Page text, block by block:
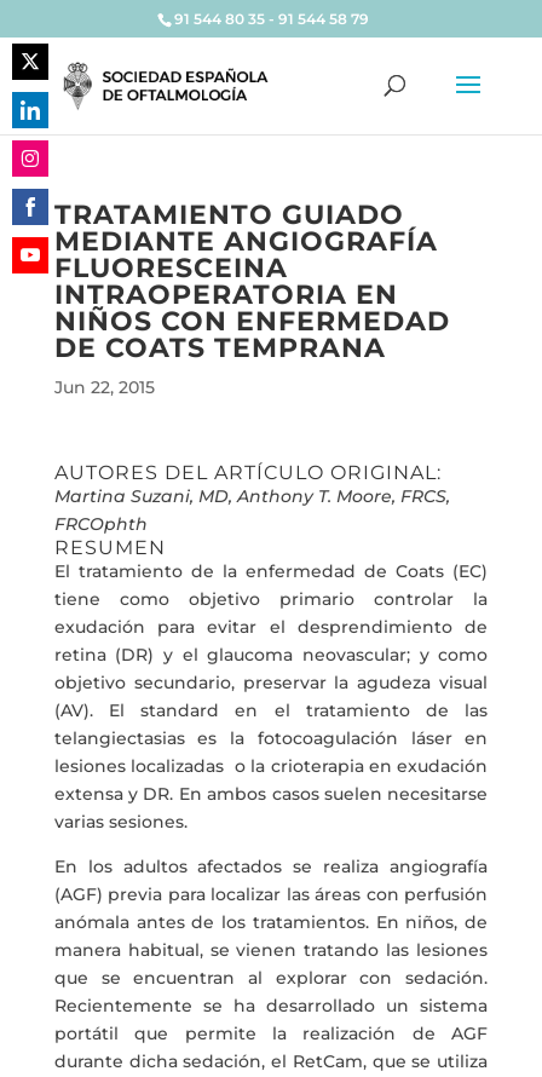
91 544 80 35 - 91 544 58 79
TRATAMIENTO GUIADO
MEDIANTE ANGIOGRAFÍA
FLUORESCEINA
INTRAOPERATORIA EN
NIÑOS CON ENFERMEDAD
DE COATS TEMPRANA
Jun 22, 2015
AUTORES DEL ARTÍCULO ORIGINAL:
Martina Suzani, MD, Anthony T. Moore, FRCS,
FRCOphth
RESUMEN
El tratamiento de la enfermedad de Coats (EC)
tiene como objetivo primario controlar la
exudación para evitar el desprendimiento de
retina (DR) y el glaucoma neovascular; y como
objetivo secundario, preservar la agudeza visual
(AV). El standard en el tratamiento de las
telangiectasias es la fotocoagulación láser en
lesiones localizadas o la crioterapia en exudación
extensa y DR. En ambos casos suelen necesitarse
varias sesiones.
En los adultos afectados se realiza angiografía
(AGF) previa para localizar las áreas con perfusión
anómala antes de los tratamientos. En niños, de
manera habitual, se vienen tratando las lesiones
que se encuentran al explorar con sedación.
Recientemente se ha desarrollado un sistema
portátil que permite la realización de AGF
durante dicha sedación, el RetCam, que se utiliza
Share
on
Twitter
Share
on
LinkedIn
Share
on
Instagram
Share
on
Facebook
Share
YouTube